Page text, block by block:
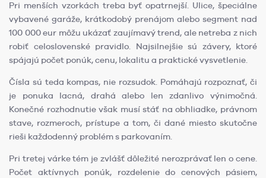
Pri menších vzorkách treba byť opatrnejší. Ulice, špeciálne
vybavené garáže, krátkodobý prenájom alebo segment nad
100 000 eur môžu ukázať zaujímavý trend, ale netreba z nich
robiť celoslovenské pravidlo. Najsilnejšie sú závery, ktoré
spájajú počet ponúk, cenu, lokalitu a praktické vysvetlenie.
Čísla sú teda kompas, nie rozsudok. Pomáhajú rozpoznať, či
je ponuka lacná, drahá alebo len zdanlivo výnimočná.
Konečné rozhodnutie však musí stáť na obhliadke, právnom
stave, rozmeroch, prístupe a tom, či dané miesto skutočne
rieši každodenný problém s parkovaním.
Pri tretej várke tém je zvlášť dôležité nerozprávať len o cene.
Počet aktívnych ponúk, rozdelenie do cenových pásiem,